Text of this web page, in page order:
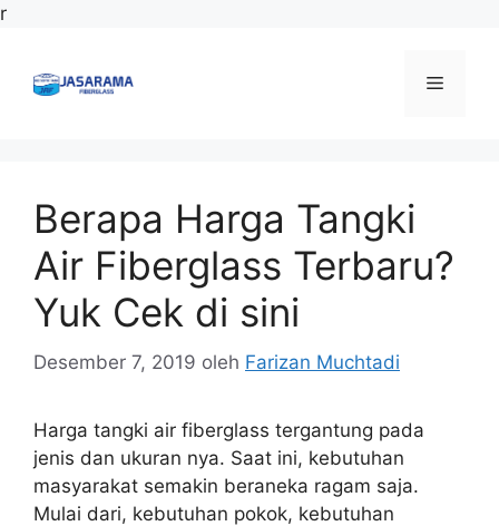
rLangsung
Menu
Berapa Harga Tangki
Air Fiberglass Terbaru?
Yuk Cek di sini
Desember 7, 2019 oleh Farizan Muchtadi
Harga tangki air fiberglass tergantung pada
jenis dan ukuran nya. Saat ini, kebutuhan
masyarakat semakin beraneka ragam saja.
Mulai dari, kebutuhan pokok, kebutuhan